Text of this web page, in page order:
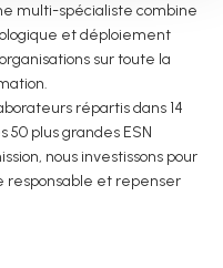
multi-spécialiste combine
et déploiement
sur toute la
répartis dans 14
plus grandes ESN
nous investissons pour
responsable et repenser